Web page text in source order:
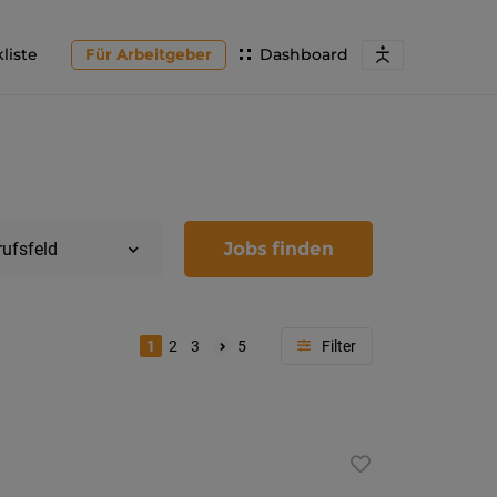
Dashboard
Für Arbeitgeber
Jobs finden
1 2 3 5